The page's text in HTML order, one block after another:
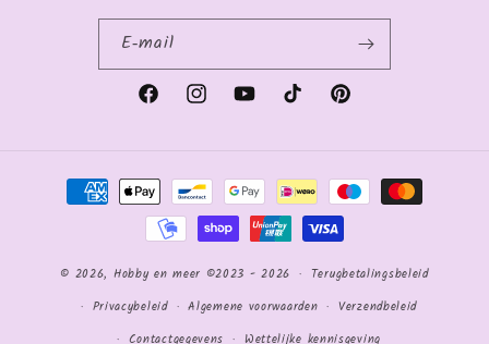
E‑mail
FacebookInstagramYouTubeTikTok Pinterest
Betaalmethoden
© 2026, Hobby en meer ©2023 - 2026
Terugbetalingsbeleid
Privacybeleid
Algemene voorwaarden
Verzendbeleid
Contactgegevens
Wettelijke kennisgeving